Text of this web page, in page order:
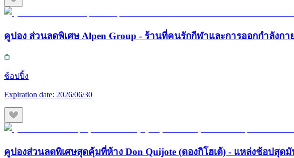
คูปอง ส่วนลดพิเศษ Alpen Group - ร้านที่คนรักกีฬาและการออกกำลังก
ช้อปปิ้ง
Expiration date: 2026/06/30
คูปองส่วนลดพิเศษสุดคุ้มที่ห้าง Don Quijote (ดองกิโฮเต้) - แหล่งช้อปสุด